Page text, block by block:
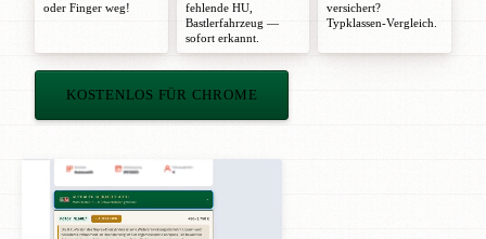
oder Finger weg!
fehlende HU,
Bastlerfahrzeug —
sofort erkannt.
versichert?
Typklassen-Vergleich.
KOSTENLOS FÜR CHROME